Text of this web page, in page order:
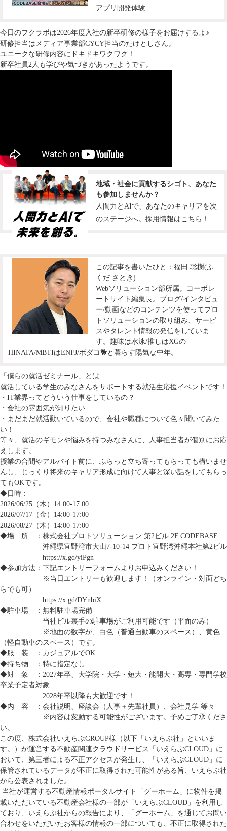
アプリ開発体験
今日のフクラボは2026年度入社の新卒研修の様子をお届けするよ♪
研修担当はメディア事業部CYCY担当のたけとしさん。
ユニークな研修内容にドキドキワクワク！
新卒社員2人も学びや気づきがあったようです。
地域・社会に貢献するシゴト、あなた
も参加しませんか？
人間力とAIで、あなたのキャリアを次
のステージへ。採用情報はこちら！
この記事を書いたひと：福田 聡樹(ふ
くだ さとき)
Webソリューション部所属。コーポレ
ートサイト編集長。ブログ/インタビュ
ー/動画などのコンテンツを使ってプロ
トソリューションの取り組み、サービ
スやタレント情報の発信をしていま
す。趣味は水泳/推しはXGの
HINATA/MBTIはENFJ/ボダコ🐕と暮らす陽気な中年。
「僕らの就活ゼミナール」とは
就活している学生のみなさんをサポートする就活生応援イベントです！
・IT業界ってどういう仕事をしているの？
・会社の雰囲気が知りたい
・まだまだ就活動いているので、会社や職種について色々聞いてみた
い！
等々、就活のギモンや悩みを持つみなさんに、人事担当者が個別にお応
えします。
授業の合間やアルバイト前に、ふらっと立ち寄ってもらっても構いませ
んし、じっくり将来のキャリア形成に向けて人事と深い話をしてもらっ
てもOKです。
◆日時：
2026/06/25（木）14:00-17:00
2026/07/17（金）14:00-17:00
2026/08/27（木）14:00-17:00
◆場 所 ：株式会社プロトソリューション 第2ビル 2F CODEBASE
沖縄県宜野湾市大山7-10-14 プロト宜野湾沖縄本社第2ビル
https://x.gd/yiPgn
◆参加方法：下記エントリーフォームよりお申込みください！
※当日エントリーも歓迎します！（オンライン・対面どち
らでも可）
https://x.gd/DYnbiX
◆駐車場 ：無料駐車場完備
当社ビル裏手の駐車場がご利用可能です（平面のみ）
※地面の数字が、白色（普通自動車のスペース）、黄色
（軽自動車のスペース）です。
◆服 装 ：カジュアルでOK
◆持ち物 ：特に指定なし
◆対 象 ：2027年卒、大学院・大学・短大・能開大・高専・専門学校
卒業予定者対象
2028年卒以降も大歓迎です！
◆内 容 ：会社説明、座談会（人事＋先輩社員）、会社見学 等々
※内容は変動する可能性がございます。予めご了承くださ
い。
この度、株式会社いえらぶGROUP様（以下「いえらぶ社」といいま
す。）が運営する不動産関連クラウドサービス「いえらぶCLOUD」に
おいて、第三者による不正アクセスが発生し、「いえらぶCLOUD」に
保管されているデータが不正に取得された可能性がある旨、いえらぶ社
から公表されました。
当社が運営する不動産情報ポータルサイト「グーホーム」に物件を掲
載いただいている不動産会社様の一部が「いえらぶCLOUD」を利用し
ており、いえらぶ社からの報告により、「グーホーム」を通じてお問い
合わせをいただいたお客様の情報の一部についても、不正に取得された